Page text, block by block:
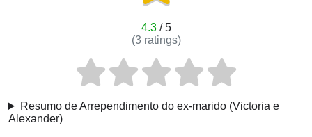
4.3/ 5
(3 ratings)
Resumo de Arrependimento do ex-marido (Victoria e
Alexander)